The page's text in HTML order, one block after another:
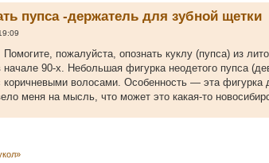
пупса -держатель для зубной щетки
пожалуйста, опознать куклу (пупса) из
90-х. Небольшая фигурка неодетого пупса
коричневыми волосами. Особенность — эта
меня на мысль, что может это какая-то